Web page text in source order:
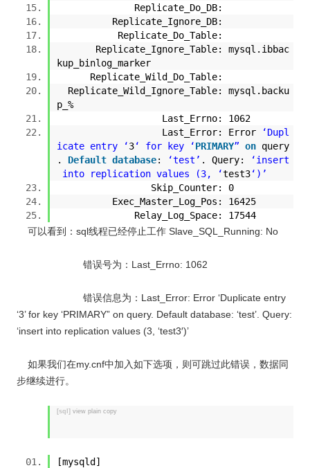
Replicate_Do_DB:
Replicate_Ignore_DB:
Replicate_Do_Table:
Replicate_Ignore_Table: mysql.ibbac
kup_binlog_marker
Replicate_Wild_Do_Table:
Replicate_Wild_Ignore_Table: mysql.backu
p_%
Last_Errno: 1062
Last_Error: Error
‘Dupl
icate entry ‘3‘ for key ‘PRIMARY” on query
. Default database: ‘test’ . Query:
‘insert
into replication values (3, ‘test3‘)’
Skip_Counter: 0
Exec_Master_Log_Pos: 16425
Relay_Log_Space: 17544
可以看到：sql线程已经停止工作 Slave_SQL_Running: No
错误号为：Last_Errno: 1062
错误信息为：Last_Error: Error ‘Duplicate entry
‘3’ for key ‘PRIMARY” on query. Default database: ‘test’. Query:
‘insert into replication values (3, ‘test3′)’
如果我们在my.cnf中加入如下选项，则可跳过此错误，数据同
步继续进行。
[sql] view plain copy
[mysqld]